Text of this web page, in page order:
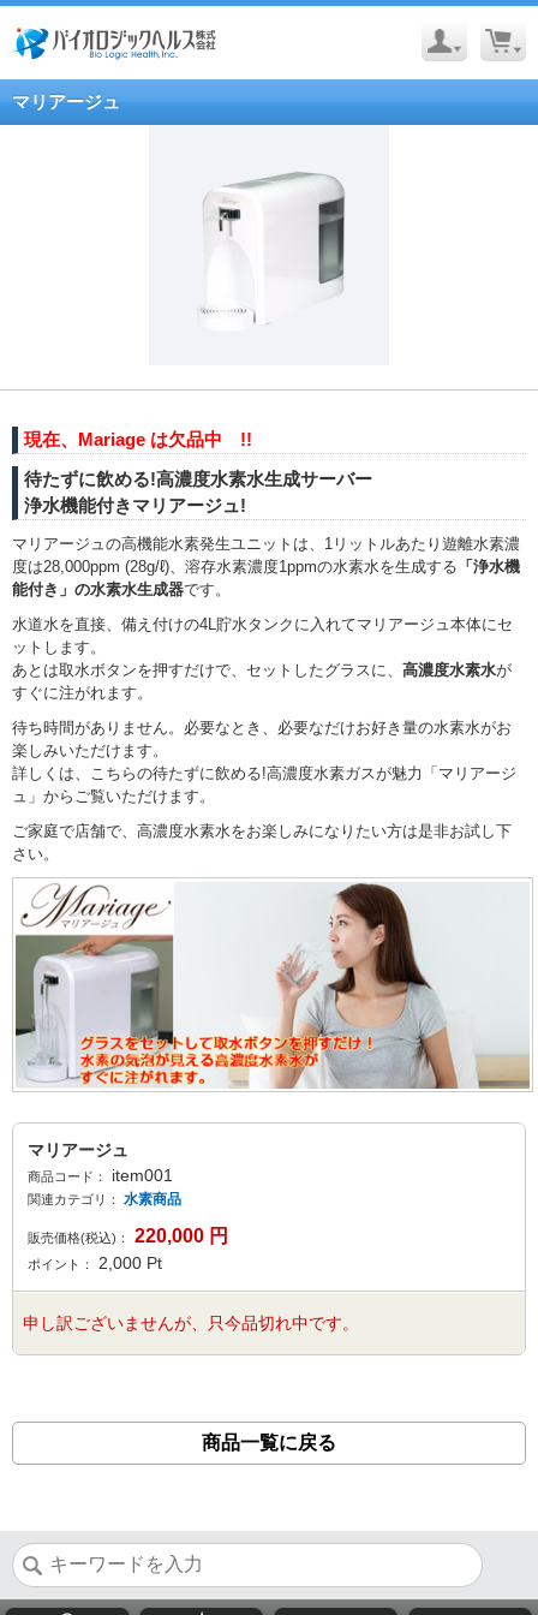
マリアージュ
現在、Mariage は欠品中 !!
待たずに飲める!高濃度水素水生成サーバー
浄水機能付きマリアージュ!
マリアージュの高機能水素発生ユニットは、1リットルあたり遊離水素濃
度は28,000ppm (28g/ℓ)、溶存水素濃度1ppmの水素水を生成する 「浄水機
能付き」の水素水生成器です。
水道水を直接、備え付けの4L貯水タンクに入れてマリアージュ本体にセ
ットします。
あとは取水ボタンを押すだけで、セットしたグラスに、 高濃度水素水が
すぐに注がれます。
待ち時間がありません。必要なとき、必要なだけお好き量の水素水がお
楽しみいただけます。
詳しくは、こちらの待たずに飲める!高濃度水素ガスが魅力「マリアージ
ュ」からご覧いただけます。
ご家庭で店舗で、高濃度水素水をお楽しみになりたい方は是非お試し下
さい。
マリアージュ
商品コード： item001
関連カテゴリ： 水素商品
販売価格(税込)： 220,000 円
ポイント： 2,000 Pt
申し訳ございませんが、只今品切れ中です。
商品一覧に戻る